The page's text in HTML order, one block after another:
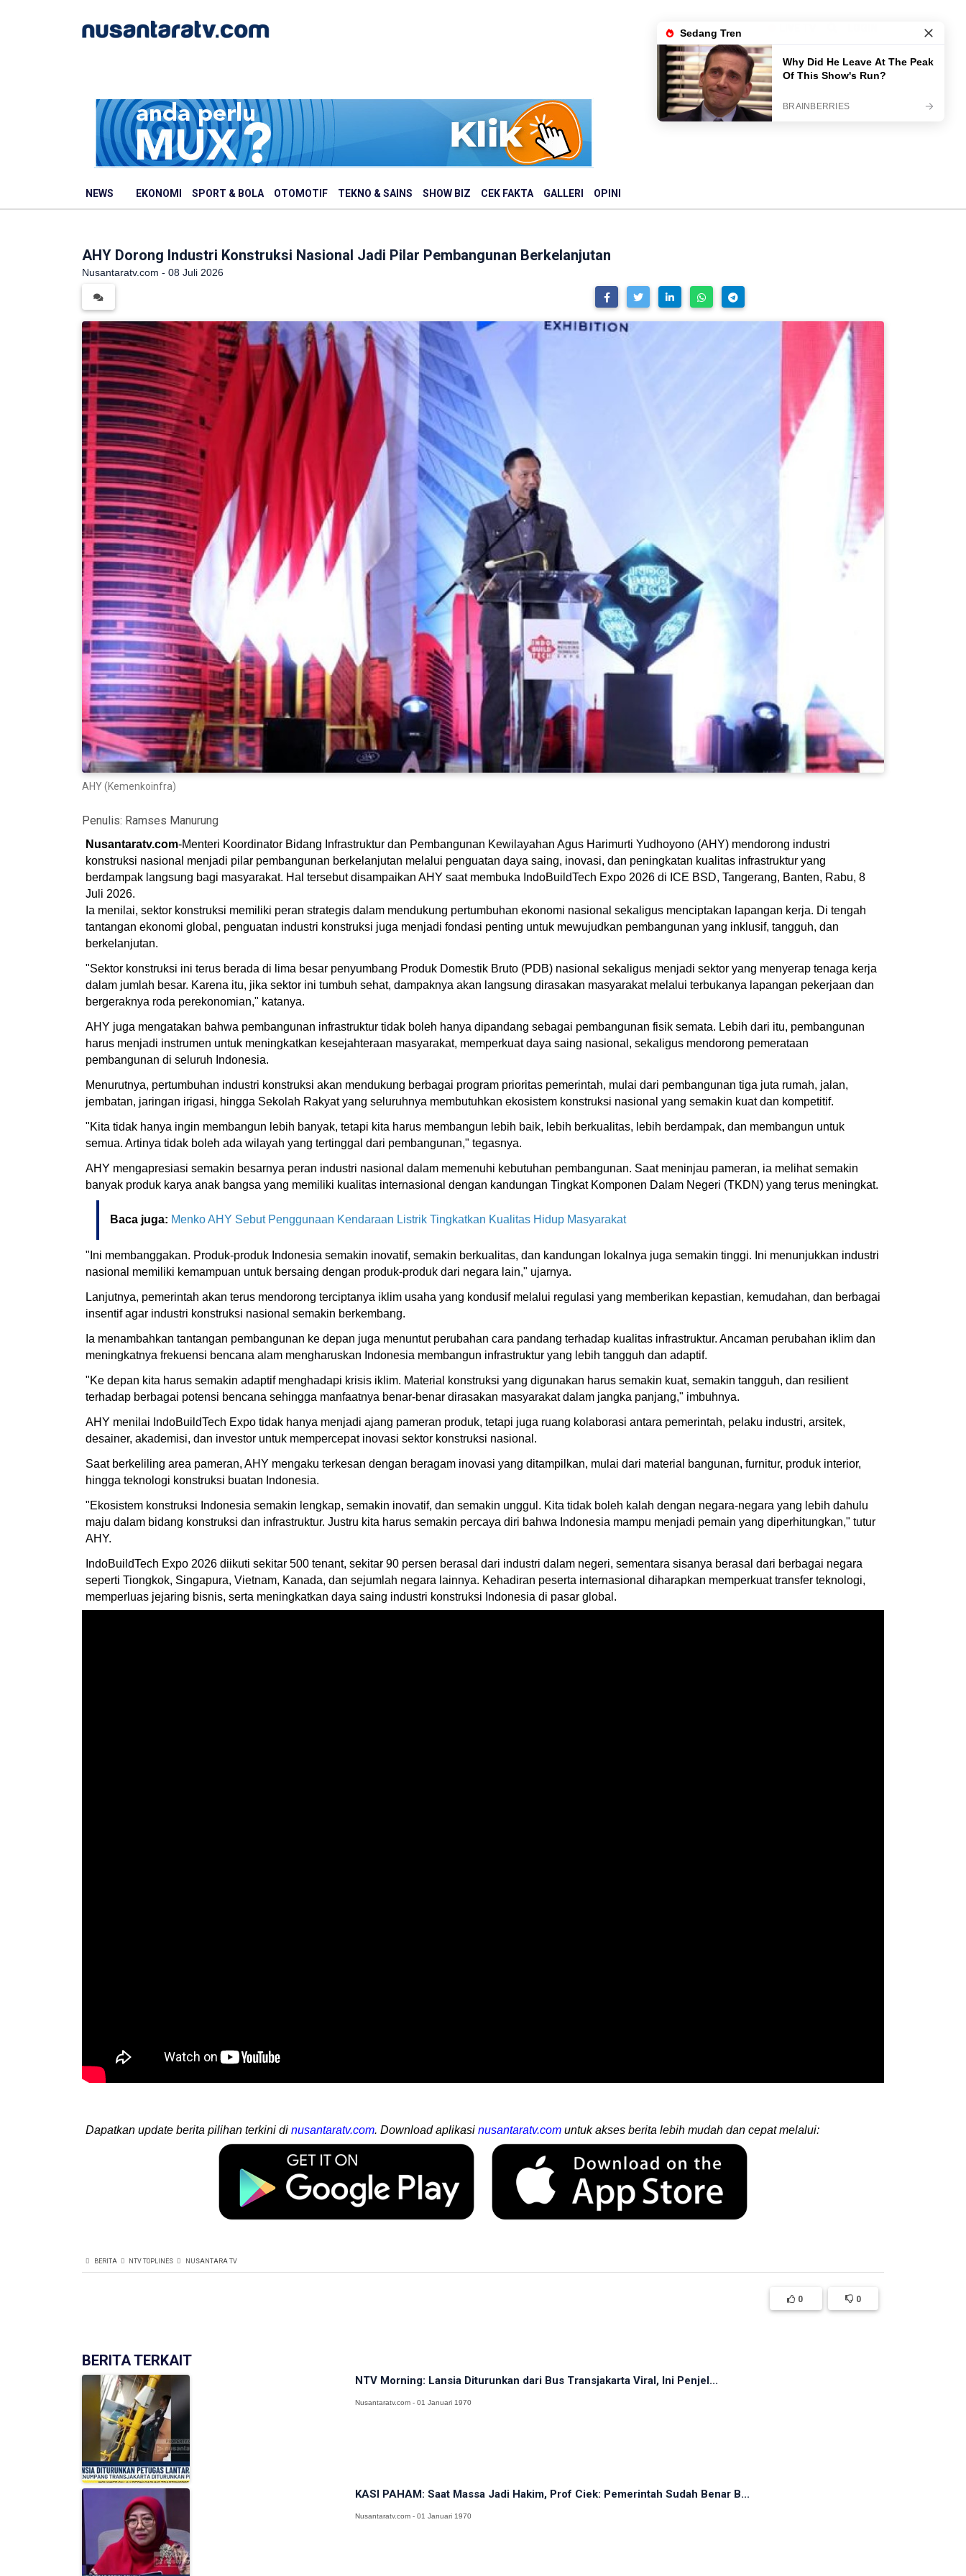
NEWS EKONOMI SPORT & BOLA OTOMOTIF TEKNO & SAINS SHOW BIZ CEK FAKTA GALLERI OPINI
AHY Dorong Industri Konstruksi Nasional Jadi Pilar Pembangunan Berkelanjutan
Nusantaratv.com - 08 Juli 2026
AHY (Kemenkoinfra)
Penulis: Ramses Manurung
Nusantaratv.com-Menteri Koordinator Bidang Infrastruktur dan Pembangunan Kewilayahan Agus Harimurti Yudhoyono (AHY) mendorong industri
konstruksi nasional menjadi pilar pembangunan berkelanjutan melalui penguatan daya saing, inovasi, dan peningkatan kualitas infrastruktur yang
berdampak langsung bagi masyarakat. Hal tersebut disampaikan AHY saat membuka IndoBuildTech Expo 2026 di ICE BSD, Tangerang, Banten, Rabu, 8
Juli 2026.
Ia menilai, sektor konstruksi memiliki peran strategis dalam mendukung pertumbuhan ekonomi nasional sekaligus menciptakan lapangan kerja. Di tengah
tantangan ekonomi global, penguatan industri konstruksi juga menjadi fondasi penting untuk mewujudkan pembangunan yang inklusif, tangguh, dan
berkelanjutan.
"Sektor konstruksi ini terus berada di lima besar penyumbang Produk Domestik Bruto (PDB) nasional sekaligus menjadi sektor yang menyerap tenaga kerja
dalam jumlah besar. Karena itu, jika sektor ini tumbuh sehat, dampaknya akan langsung dirasakan masyarakat melalui terbukanya lapangan pekerjaan dan
bergeraknya roda perekonomian," katanya.
AHY juga mengatakan bahwa pembangunan infrastruktur tidak boleh hanya dipandang sebagai pembangunan fisik semata. Lebih dari itu, pembangunan
harus menjadi instrumen untuk meningkatkan kesejahteraan masyarakat, memperkuat daya saing nasional, sekaligus mendorong pemerataan
pembangunan di seluruh Indonesia.
Menurutnya, pertumbuhan industri konstruksi akan mendukung berbagai program prioritas pemerintah, mulai dari pembangunan tiga juta rumah, jalan,
jembatan, jaringan irigasi, hingga Sekolah Rakyat yang seluruhnya membutuhkan ekosistem konstruksi nasional yang semakin kuat dan kompetitif.
"Kita tidak hanya ingin membangun lebih banyak, tetapi kita harus membangun lebih baik, lebih berkualitas, lebih berdampak, dan membangun untuk
semua. Artinya tidak boleh ada wilayah yang tertinggal dari pembangunan," tegasnya.
AHY mengapresiasi semakin besarnya peran industri nasional dalam memenuhi kebutuhan pembangunan. Saat meninjau pameran, ia melihat semakin
banyak produk karya anak bangsa yang memiliki kualitas internasional dengan kandungan Tingkat Komponen Dalam Negeri (TKDN) yang terus meningkat.
Baca juga: Menko AHY Sebut Penggunaan Kendaraan Listrik Tingkatkan Kualitas Hidup Masyarakat
"Ini membanggakan. Produk-produk Indonesia semakin inovatif, semakin berkualitas, dan kandungan lokalnya juga semakin tinggi. Ini menunjukkan industri
nasional memiliki kemampuan untuk bersaing dengan produk-produk dari negara lain," ujarnya.
Lanjutnya, pemerintah akan terus mendorong terciptanya iklim usaha yang kondusif melalui regulasi yang memberikan kepastian, kemudahan, dan berbagai
insentif agar industri konstruksi nasional semakin berkembang.
Ia menambahkan tantangan pembangunan ke depan juga menuntut perubahan cara pandang terhadap kualitas infrastruktur. Ancaman perubahan iklim dan
meningkatnya frekuensi bencana alam mengharuskan Indonesia membangun infrastruktur yang lebih tangguh dan adaptif.
"Ke depan kita harus semakin adaptif menghadapi krisis iklim. Material konstruksi yang digunakan harus semakin kuat, semakin tangguh, dan resilient
terhadap berbagai potensi bencana sehingga manfaatnya benar-benar dirasakan masyarakat dalam jangka panjang," imbuhnya.
AHY menilai IndoBuildTech Expo tidak hanya menjadi ajang pameran produk, tetapi juga ruang kolaborasi antara pemerintah, pelaku industri, arsitek,
desainer, akademisi, dan investor untuk mempercepat inovasi sektor konstruksi nasional.
Saat berkeliling area pameran, AHY mengaku terkesan dengan beragam inovasi yang ditampilkan, mulai dari material bangunan, furnitur, produk interior,
hingga teknologi konstruksi buatan Indonesia.
"Ekosistem konstruksi Indonesia semakin lengkap, semakin inovatif, dan semakin unggul. Kita tidak boleh kalah dengan negara-negara yang lebih dahulu
maju dalam bidang konstruksi dan infrastruktur. Justru kita harus semakin percaya diri bahwa Indonesia mampu menjadi pemain yang diperhitungkan," tutur
AHY.
IndoBuildTech Expo 2026 diikuti sekitar 500 tenant, sekitar 90 persen berasal dari industri dalam negeri, sementara sisanya berasal dari berbagai negara
seperti Tiongkok, Singapura, Vietnam, Kanada, dan sejumlah negara lainnya. Kehadiran peserta internasional diharapkan memperkuat transfer teknologi,
memperluas jejaring bisnis, serta meningkatkan daya saing industri konstruksi Indonesia di pasar global.
Dapatkan update berita pilihan terkini di nusantaratv.com. Download aplikasi nusantaratv.com untuk akses berita lebih mudah dan cepat melalui:
BERITA NTV TOPLINES NUSANTARA TV
0 0
BERITA TERKAIT
NTV Morning: Lansia Diturunkan dari Bus Transjakarta Viral, Ini Penjel...
Nusantaratv.com - 01 Januari 1970
KASI PAHAM: Saat Massa Jadi Hakim, Prof Ciek: Pemerintah Sudah Benar B...
Nusantaratv.com - 01 Januari 1970